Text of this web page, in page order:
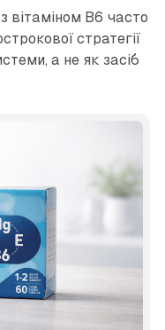
вітаміном B6 часто
стратегії
а не як засіб